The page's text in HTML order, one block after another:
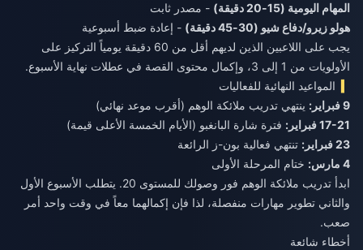
المهام اليومية (15-20 دقيقة)
- مصدر ثابت
هولو زيرو/دفاع شيو (30-45 دقيقة)
- إعادة ضبط أسبوعية
يجب على اللاعبين الذين لديهم أقل من 60 دقيقة يومياً التركيز على
الأولويات من 1 إلى 3، وإكمال محتوى القصة في عطلات نهاية الأسبوع.
المواعيد النهائية للفعاليات
9 فبراير:
ينتهي تدريب ملائكة الوهم (أقرب موعد نهائي)
17-21 فبراير:
فترة شارة البانغبو (الأيام الخمسة الأعلى قيمة)
23 فبراير:
تنتهي فعالية بون-ز الرائعة
4 مارس:
ختام المرحلة الأولى
ابدأ تدريب ملائكة الوهم فور وصولك للمستوى 20. يتطلب الأسبوع الأول
والثاني تطوير مهارات منفصلة، لذا فإن إكمالهما معاً في وقت واحد أمر
صعب.
أخطاء شائعة